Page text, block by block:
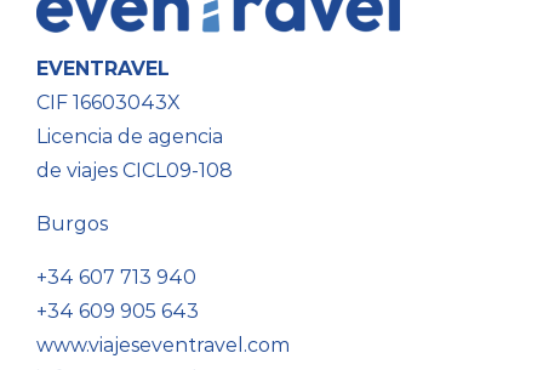
EVENTRAVEL
CIF 16603043X
Licencia de agencia
de viajes CICL09-108
Burgos
+34 607 713 940
+34 609 905 643
www.viajeseventravel.com